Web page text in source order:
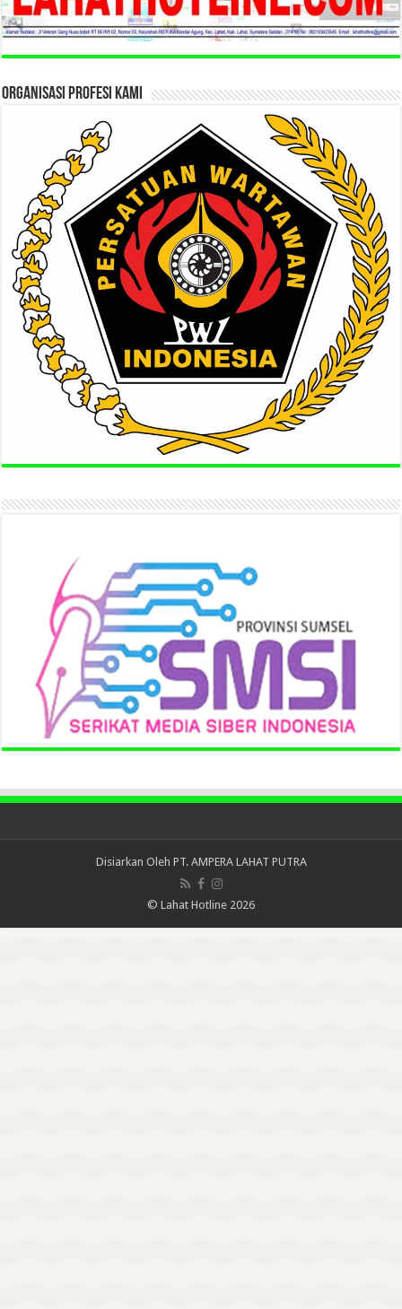
ORGANISASI PROFESI KAMI
Disiarkan Oleh PT. AMPERA LAHAT PUTRA
© Lahat Hotline 2026